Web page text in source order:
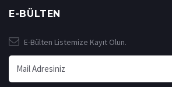
E-BÜLTEN
E-Bülten Listemize Kayıt Olun.